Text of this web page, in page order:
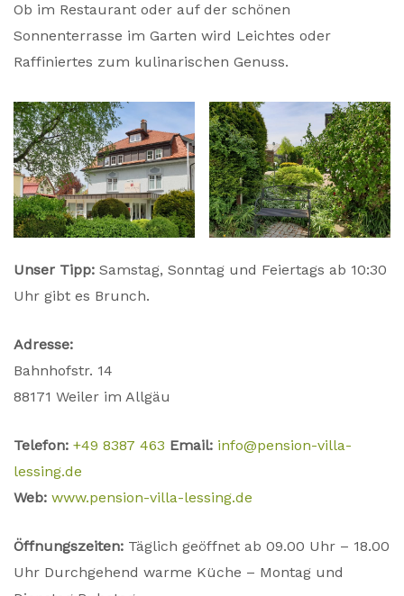
Ob im Restaurant oder auf der schönen
Sonnenterrasse im Garten wird Leichtes oder
Raffiniertes zum kulinarischen Genuss.
Unser Tipp: Samstag, Sonntag und Feiertags ab 10:30
Uhr gibt es Brunch.
Adresse:
Bahnhofstr. 14
88171 Weiler im Allgäu
Telefon: +49 8387 463 Email: info@pension-villa-
lessing.de
Web: www.pension-villa-lessing.de
Öffnungszeiten: Täglich geöffnet ab 09.00 Uhr – 18.00
Uhr Durchgehend warme Küche – Montag und